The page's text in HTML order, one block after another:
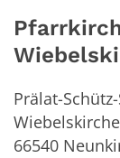
Prälat-
66540